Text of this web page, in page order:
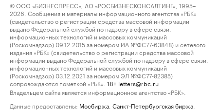
© ООО «БИЗНЕСПРЕСС», АО «РОСБИЗНЕСКОНСАЛТИНГ», 1995–
2026. Сообщения и материалы информационного агентства «РБК»
(свидетельство о регистрации средства массовой информации
выдано Федеральной службой по надзору в сфере связи,
информационных технологий и массовых коммуникаций
(Роскомнадзор) 09.12.2015 за номером ИА №ФС77-63848) и сетевого
издания «РБК» (свидетельство о регистрации средства массовой
информации выдано Федеральной службой по надзору в сфере связи,
информационных технологий и массовых коммуникаций
(Роскомнадзор) 03.12.2021 за номером ЭЛ №ФС77-82385)
сопровождаются пометкой «РБК».
18+ letters@rbc.ru
Владельцем сайта является информационное агентство «РБК».
Данные предоставлены: Мосбиржа Санкт-Петербургская биржа